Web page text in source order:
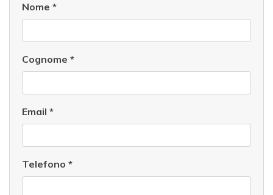
Nome *
Cognome *
Email *
Telefono *